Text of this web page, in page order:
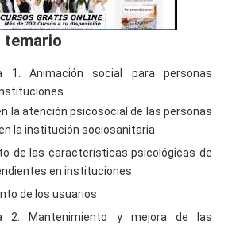
temario
1. Animación social para personas
la atención psicosocial de las personas
la institución sociosanitaria
de las características psicológicas de
en instituciones
de los usuarios
2. Mantenimiento y mejora de las